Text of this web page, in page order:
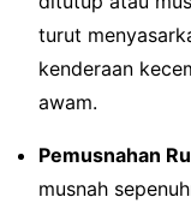
turut
kenderaan
awam.
Pemusnahan
musnah